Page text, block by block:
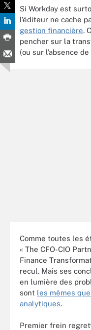
Si Workday est
l’éditeur ne cache
gestion financière.
pencher sur la
(ou sur l’absence
Comme toutes les
« The CFO-CIO
Finance
recul. Mais ses
en lumière des
sont les mêmes
analytiques.
Premier frein